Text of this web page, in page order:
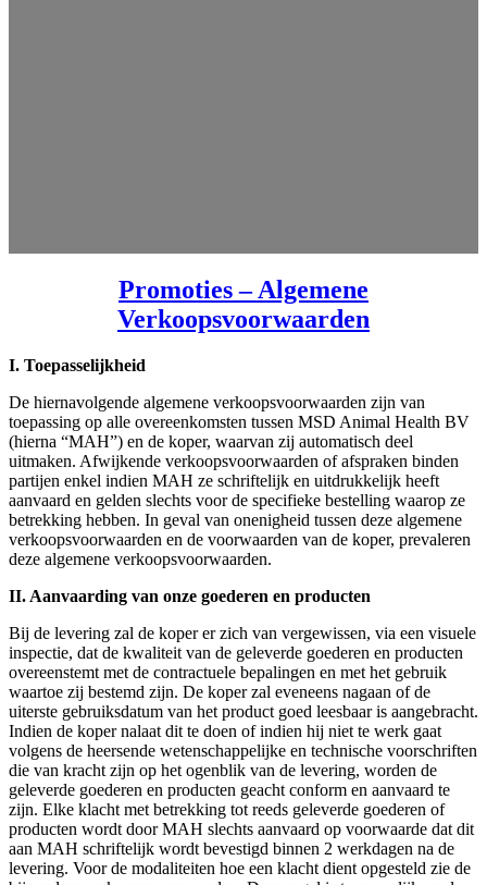
Promoties – Algemene
Verkoopsvoorwaarden
I. Toepasselijkheid
De hiernavolgende algemene verkoopsvoorwaarden zijn van
toepassing op alle overeenkomsten tussen MSD Animal Health BV
(hierna “MAH”) en de koper, waarvan zij automatisch deel
uitmaken. Afwijkende verkoopsvoorwaarden of afspraken binden
partijen enkel indien MAH ze schriftelijk en uitdrukkelijk heeft
aanvaard en gelden slechts voor de specifieke bestelling waarop ze
betrekking hebben. In geval van onenigheid tussen deze algemene
verkoopsvoorwaarden en de voorwaarden van de koper, prevaleren
deze algemene verkoopsvoorwaarden.
II. Aanvaarding van onze goederen en producten
Bij de levering zal de koper er zich van vergewissen, via een visuele
inspectie, dat de kwaliteit van de geleverde goederen en producten
overeenstemt met de contractuele bepalingen en met het gebruik
waartoe zij bestemd zijn. De koper zal eveneens nagaan of de
uiterste gebruiksdatum van het product goed leesbaar is aangebracht.
Indien de koper nalaat dit te doen of indien hij niet te werk gaat
volgens de heersende wetenschappelijke en technische voorschriften
die van kracht zijn op het ogenblik van de levering, worden de
geleverde goederen en producten geacht conform en aanvaard te
zijn. Elke klacht met betrekking tot reeds geleverde goederen of
producten wordt door MAH slechts aanvaard op voorwaarde dat dit
aan MAH schriftelijk wordt bevestigd binnen 2 werkdagen na de
levering. Voor de modaliteiten hoe een klacht dient opgesteld zie de